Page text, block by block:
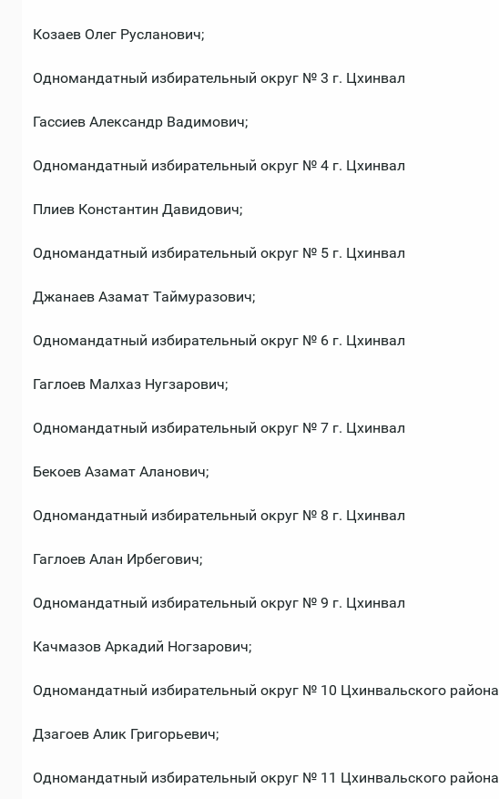
Козаев Олег Русланович;
Одномандатный избирательный округ № 3 г. Цхинвал
Гассиев Александр Вадимович;
Одномандатный избирательный округ № 4 г. Цхинвал
Плиев Константин Давидович;
Одномандатный избирательный округ № 5 г. Цхинвал
Джанаев Азамат Таймуразович;
Одномандатный избирательный округ № 6 г. Цхинвал
Гаглоев Малхаз Нугзарович;
Одномандатный избирательный округ № 7 г. Цхинвал
Бекоев Азамат Аланович;
Одномандатный избирательный округ № 8 г. Цхинвал
Гаглоев Алан Ирбегович;
Одномандатный избирательный округ № 9 г. Цхинвал
Качмазов Аркадий Ногзарович;
Одномандатный избирательный округ № 10 Цхинвальского района
Дзагоев Алик Григорьевич;
Одномандатный избирательный округ № 11 Цхинвальского района